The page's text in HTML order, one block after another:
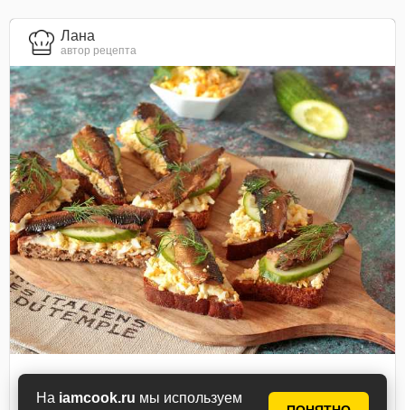
На iamcook.ru мы используем
Лана
автор рецепта
Чесночные гренки с